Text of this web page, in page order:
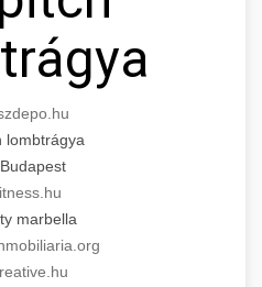
lombtrágya
marbella